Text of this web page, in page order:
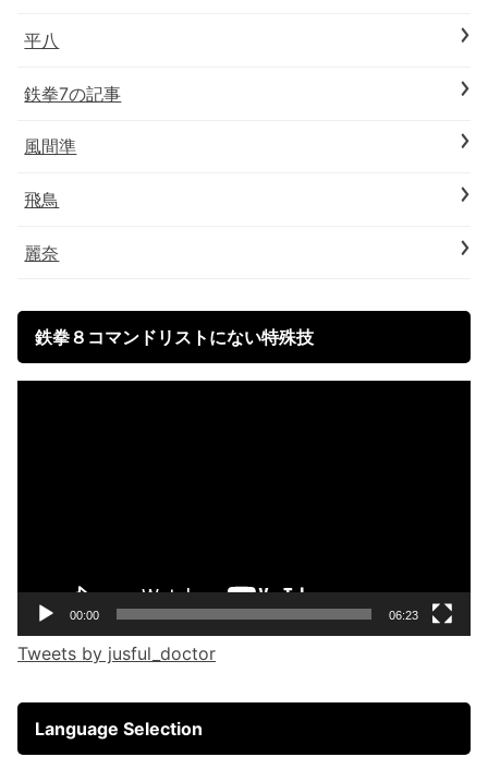
平八
鉄拳7の記事
風間準
飛鳥
麗奈
鉄拳８コマンドリストにない特殊技
00:00 06:23
Tweets by jusful_doctor
Language Selection